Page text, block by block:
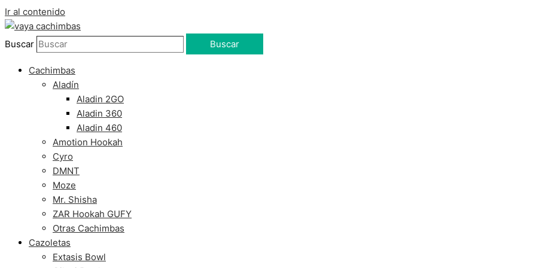
Ir al contenido
Buscar Buscar
Cachimbas
Aladín
Aladin 2GO
Aladin 360
Aladin 460
Amotion Hookah
Cyro
DMNT
Moze
Mr. Shisha
ZAR Hookah GUFY
Otras Cachimbas
Cazoletas
Extasis Bowl